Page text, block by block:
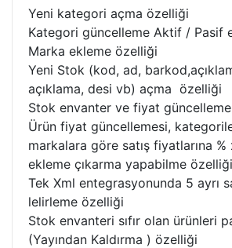
Yeni kategori açma özelliği
Kategori güncelleme Aktif / Pasif
Marka ekleme özelliği
Yeni Stok (kod, ad,
açıklama, desi vb) açma özelliği
Stok envanter ve fiyat
Ürün fiyat güncellemesi,
markalara göre satış fiyatlarına %
ekleme çıkarma yapabilme özelliği
Tek Xml entegrasyonunda 5 ayrı
lelirleme özelliği
Stok envanteri sıfır olan ürünleri
(Yayından Kaldırma ) özelliği